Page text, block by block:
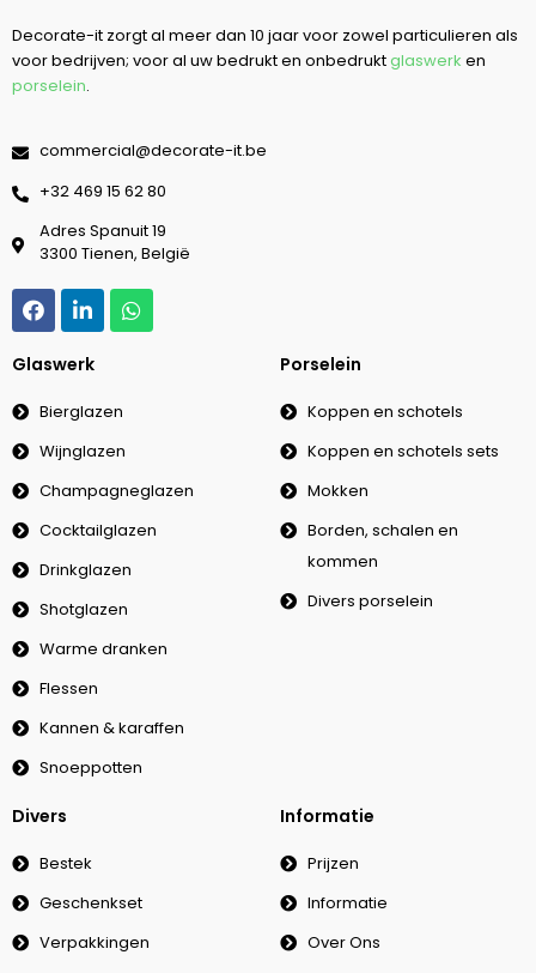
Decorate-it zorgt al meer dan 10 jaar voor zowel particulieren als
voor bedrijven; voor al uw bedrukt en onbedruktglaswerk en
porselein.
commercial@decorate-it.be
‭+32 469 15 62 80‬
Adres Spanuit 19
3300 Tienen, België
Glaswerk
Bierglazen
Wijnglazen
Champagneglazen
Cocktailglazen
Drinkglazen
Shotglazen
Warme dranken
Flessen
Kannen & karaffen
Snoeppotten
Porselein
Koppen en schotels
Koppen en schotels sets
Mokken
Borden, schalen en
kommen
Divers porselein
Divers
Bestek
Geschenkset
Verpakkingen
Informatie
Prijzen
Informatie
Over Ons